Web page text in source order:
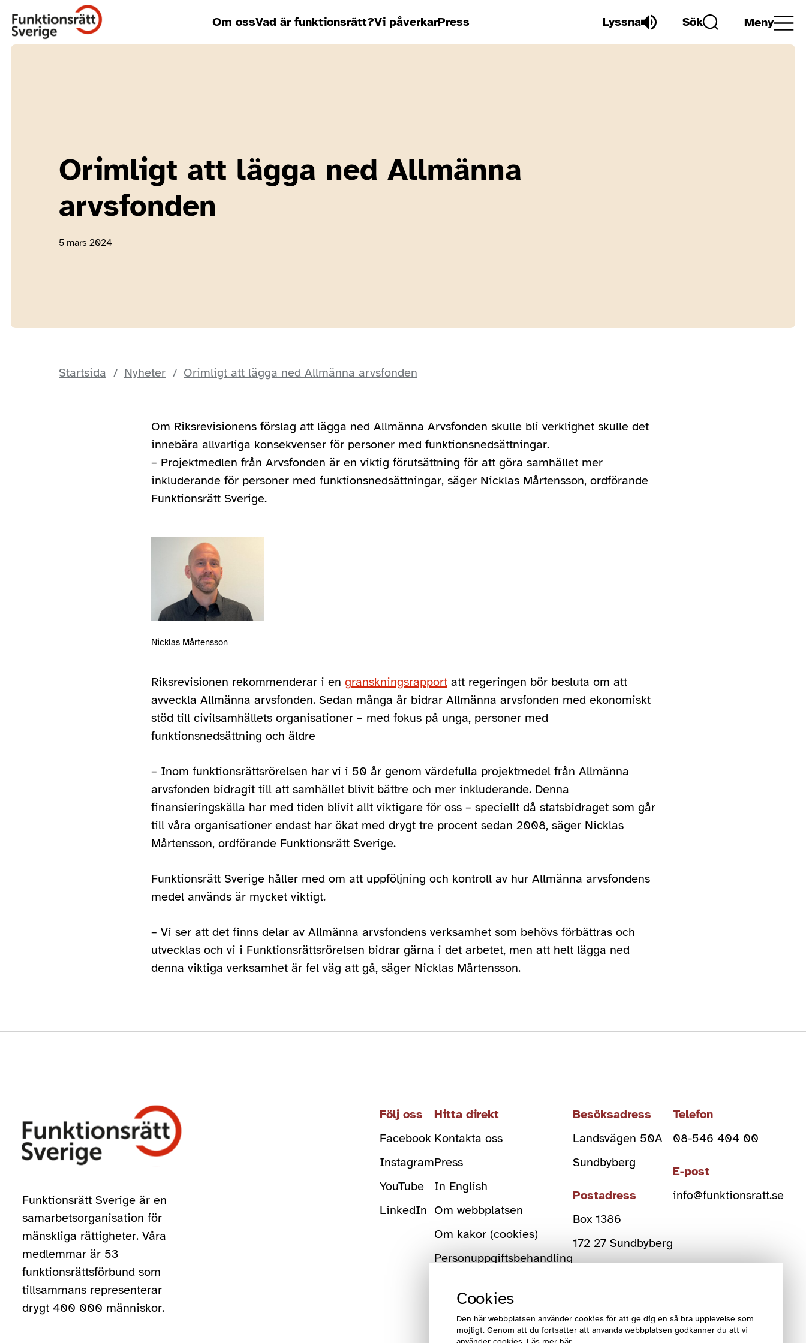
Cookies
Den här webbplatsen använder cookies för att ge dig en så bra upplevelse som
möjligt. Genom att du fortsätter att använda webbplatsen godkänner du att vi
Om ossVad är funktionsrätt?Vi påverkarPress Lyssna Sök Meny
Orimligt att lägga ned Allmänna
arvsfonden
5 mars 2024
Startsida Nyheter Orimligt att lägga ned Allmänna arvsfonden
Om Riksrevisionens förslag att lägga ned Allmänna Arvsfonden skulle bli verklighet skulle det
innebära allvarliga konsekvenser för personer med funktionsnedsättningar.
– Projektmedlen från Arvsfonden är en viktig förutsättning för att göra samhället mer
inkluderande för personer med funktionsnedsättningar, säger Nicklas Mårtensson, ordförande
Funktionsrätt Sverige.
Nicklas Mårtensson
Riksrevisionen rekommenderar i en granskningsrapportatt regeringen bör besluta om att
avveckla Allmänna arvsfonden. Sedan många år bidrar Allmänna arvsfonden med ekonomiskt
stöd till civilsamhällets organisationer – med fokus på unga, personer med
funktionsnedsättning och äldre
– Inom funktionsrättsrörelsen har vi i 50 år genom värdefulla projektmedel från Allmänna
arvsfonden bidragit till att samhället blivit bättre och mer inkluderande. Denna
finansieringskälla har med tiden blivit allt viktigare för oss – speciellt då statsbidraget som går
till våra organisationer endast har ökat med drygt tre procent sedan 2008, säger Nicklas
Mårtensson, ordförande Funktionsrätt Sverige.
Funktionsrätt Sverige håller med om att uppföljning och kontroll av hur Allmänna arvsfondens
medel används är mycket viktigt.
– Vi ser att det finns delar av Allmänna arvsfondens verksamhet som behövs förbättras och
utvecklas och vi i Funktionsrättsrörelsen bidrar gärna i det arbetet, men att helt lägga ned
denna viktiga verksamhet är fel väg att gå, säger Nicklas Mårtensson.
Funktionsrätt Sverige är en
samarbetsorganisation för
mänskliga rättigheter. Våra
medlemmar är 53
funktionsrättsförbund som
tillsammans representerar
drygt 400 000 människor.
Följ oss
Facebook
Instagram
YouTube
LinkedIn
Hitta direkt
Kontakta oss
Press
In English
Om webbplatsen
Om kakor (cookies)
Personuppgiftsbehandling
Besöksadress
Landsvägen 50A
Sundbyberg
Postadress
Box 1386
172 27 Sundbyberg
Telefon
08-546 404 00
E-post
info@funktionsratt.se